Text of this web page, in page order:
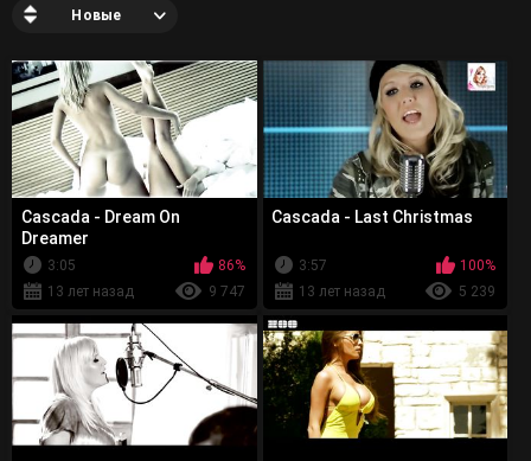
Новые
Cascada - Dream On
Dreamer
3:05
86%
13 лет назад
9 747
Cascada - Last Christmas
3:57
100%
13 лет назад
5 239